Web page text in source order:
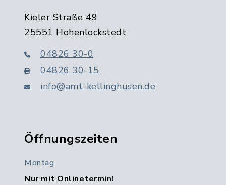
Kieler Straße 49
25551 Hohenlockstedt
04826 30-0
04826 30-15
info@amt-kellinghusen.de
Öffnungszeiten
Montag
Nur mit Onlinetermin!